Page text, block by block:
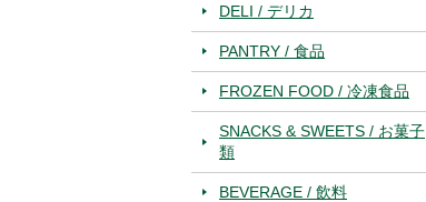
DELI / デリカ
PANTRY / 食品
FROZEN FOOD / 冷凍食品
SNACKS & SWEETS / お菓子
類
BEVERAGE / 飲料